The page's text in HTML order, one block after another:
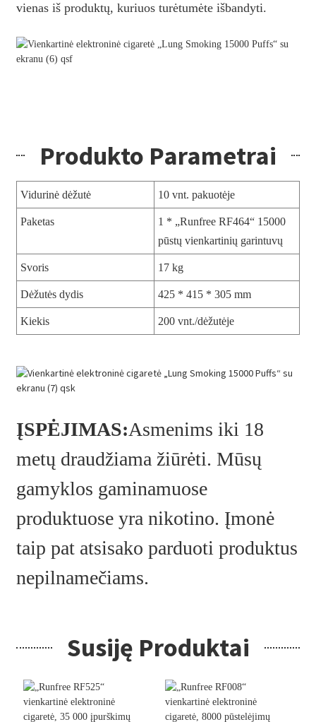
vienas iš produktų, kuriuos turėtumėte išbandyti.
Produkto Parametrai
Vidurinė dėžutė 10 vnt. pakuotėje
Paketas
1 * „Runfree RF464“ 15000
pūstų vienkartinių garintuvų
Svoris 17 kg
Dėžutės dydis 425 * 415 * 305 mm
Kiekis 200 vnt./dėžutėje
ĮSPĖJIMAS:Asmenims iki 18
metų draudžiama žiūrėti. Mūsų
gamyklos gaminamuose
produktuose yra nikotino. Įmonė
taip pat atsisako parduoti produktus
nepilnamečiams.
Susiję Produktai